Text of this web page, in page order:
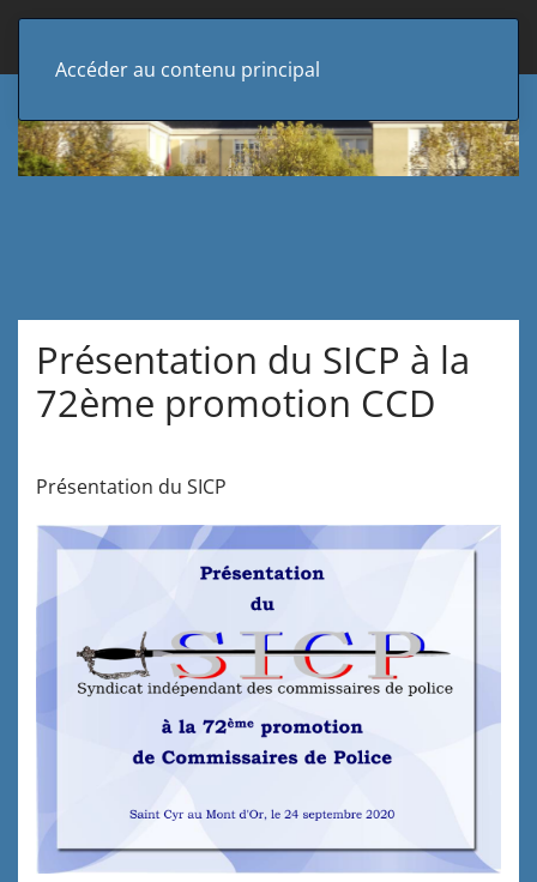
Accéder au contenu principal
Présentation du SICP à la
72ème promotion CCD
Présentation du SICP